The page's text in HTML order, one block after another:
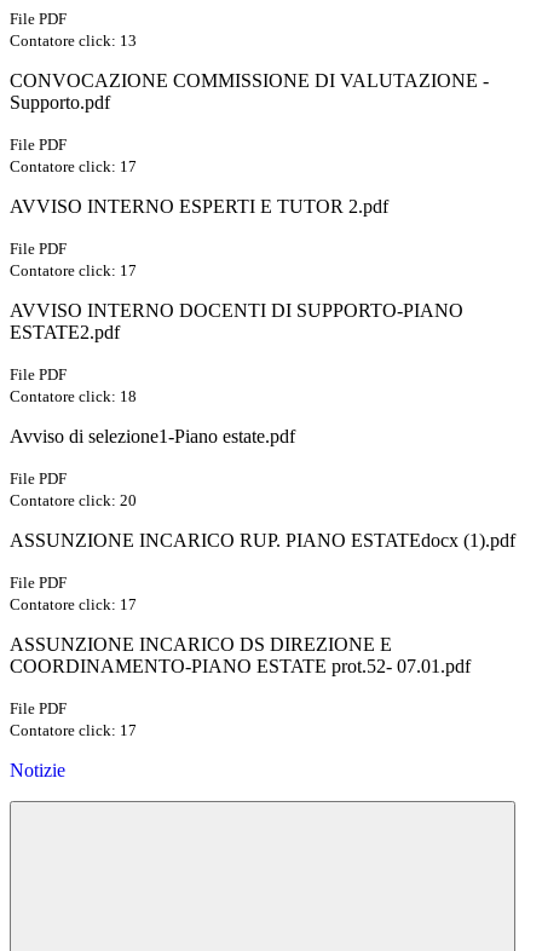
File PDF
Contatore click: 13
CONVOCAZIONE COMMISSIONE DI VALUTAZIONE -
Supporto.pdf
File PDF
Contatore click: 17
AVVISO INTERNO ESPERTI E TUTOR 2.pdf
File PDF
Contatore click: 17
AVVISO INTERNO DOCENTI DI SUPPORTO-PIANO
ESTATE2.pdf
File PDF
Contatore click: 18
Avviso di selezione1-Piano estate.pdf
File PDF
Contatore click: 20
ASSUNZIONE INCARICO RUP. PIANO ESTATEdocx (1).pdf
File PDF
Contatore click: 17
ASSUNZIONE INCARICO DS DIREZIONE E
COORDINAMENTO-PIANO ESTATE prot.52- 07.01.pdf
File PDF
Contatore click: 17
Notizie